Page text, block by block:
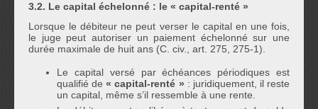
3.2. Le capital échelonné : le « capital-renté »
Lorsque le débiteur ne peut verser le capital en une fois,
le juge peut autoriser un paiement échelonné sur une
durée maximale de huit ans (C. civ., art. 275, 275-1).
Le capital versé par échéances périodiques est
qualifié de« capital-renté » : juridiquement, il reste
un capital, même s’il ressemble à une rente.